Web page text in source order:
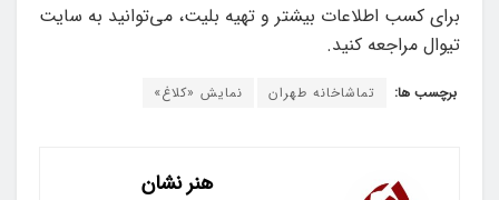
برای کسب اطلاعات بیشتر و تهیه بلیت، می‌توانید به سایت
تیوال مراجعه کنید.
برچسب ها: تماشاخانه طهران نمایش «کلاغ»
هنر نشان